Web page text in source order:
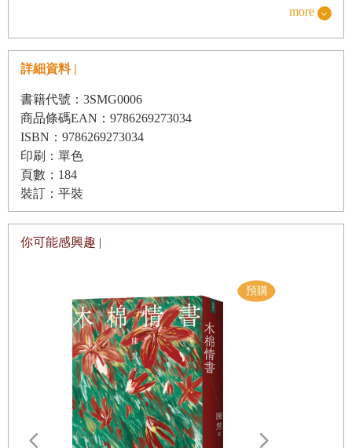
more
詳細資料 |
書籍代號：3SMG0006
商品條碼EAN：9786269273034
ISBN：9786269273034
印刷：單色
頁數：184
裝訂：平裝
你可能感興趣 |